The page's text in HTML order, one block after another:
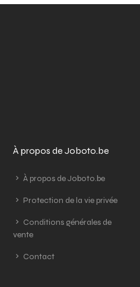
À propos de Joboto.be
À propos de Joboto.be
Protection de la vie privée
Conditions générales de
vente
Contact